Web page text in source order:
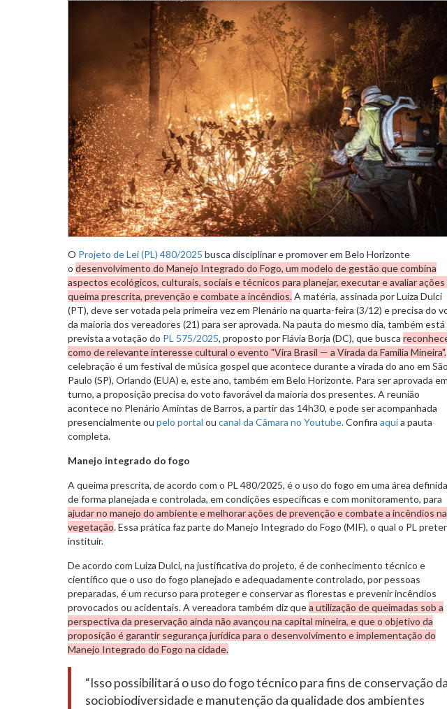
O Projeto de Lei (PL) 480/2025 busca disciplinar e promover em Belo Horizonte
o desenvolvimento do Manejo Integrado do Fogo, um modelo de gestão que combina
aspectos ecológicos, culturais, sociais e técnicos para planejar, executar e avaliar ações
queima prescrita, prevenção e combate a incêndios.A matéria, assinada por Luiza Dulci
(PT), deve ser votada pela primeira vez em Plenário na quarta-feira (3/12) e precisa do
da maioria dos vereadores (21) para ser aprovada. Na pauta do mesmo dia, também está
prevista a votação do PL 575/2025, proposto por Flávia Borja (DC), que busca
como de relevante interesse cultural o evento "Vira Brasil — a Virada da Família Mineira".
celebração é um festival de música gospel que acontece durante a virada do ano em São
Paulo (SP), Orlando (EUA) e, este ano, também em Belo Horizonte. Para ser aprovada
turno, a proposição precisa do voto favorável da maioria dos presentes. A reunião
acontece no Plenário Amintas de Barros, a partir das 14h30, e pode ser acompanhada
presencialmente ou pelo portal ou canal da Câmara no Youtube.Confira aquia pauta
completa.
Manejo integrado do fogo
A queima prescrita, de acordo com o PL 480/2025, é o uso do fogo em uma área
de forma planejada e controlada, em condições específicas e com monitoramento, para
ajudar no manejo do ambiente e melhorar ações de prevenção e combate a incêndios na
vegetação. Essa prática faz parte do Manejo Integrado do Fogo (MIF), o qual o PL
instituir.
De acordo com Luiza Dulci, na justificativa do projeto, é de conhecimento técnico e
científico que o uso do fogo planejado e adequadamente controlado, por pessoas
preparadas, é um recurso para proteger e conservar as florestas e prevenir incêndios
provocados ou acidentais. A vereadora também diz quea utilização de queimadas sob a
perspectiva da preservação ainda não avançou na capital mineira, e que o objetivo da
proposição é garantir segurança jurídica para o desenvolvimento e implementação do
Manejo Integrado do Fogo na cidade.
“Isso possibilitará o uso do fogo técnico para fins de conservação da
sociobiodiversidade e manutenção da qualidade dos ambientes